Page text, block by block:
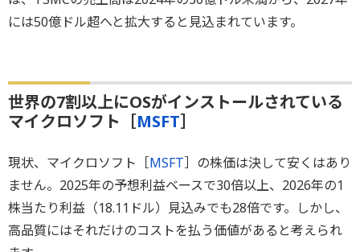
には50億ドル超へと拡大すると見込まれています。
世界の7割以上にOSがインストールされている
マイクロソフト［MSFT］
現状、マイクロソフト［MSFT］の株価は決して安くはあり
ません。2025年の予想利益ベースで30倍以上、2026年の1
株当たり利益（18.11ドル）見込みでも28倍です。しかし、
高品質にはそれだけのコストを払う価値があると考えられ